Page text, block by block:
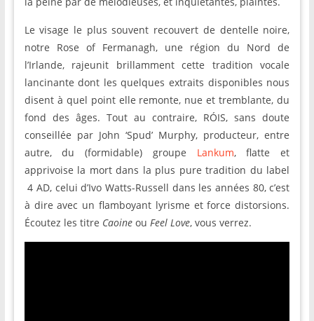
Le visage le plus souvent recouvert de dentelle noire,
notre Rose of Fermanagh, une région du Nord de
l’Irlande, rajeunit brillamment cette tradition vocale
lancinante dont les quelques extraits disponibles nous
disent à quel point elle remonte, nue et tremblante, du
fond des âges. Tout au contraire, RÓIS, sans doute
conseillée par John ‘Spud’ Murphy, producteur, entre
autre, du (formidable) groupe Lankum, flatte et
apprivoise la mort dans la plus pure tradition du label
4 AD, celui d’Ivo Watts-Russell dans les années 80, c’est
à dire avec un flamboyant lyrisme et force distorsions.
Écoutez les titre Caoine ou Feel Love, vous verrez.